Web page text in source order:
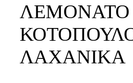
ΛΕΜΟΝΑΤΟ
ΛΑΧΑΝΙΚΑ